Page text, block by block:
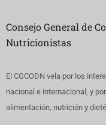
Consejo General de
Nutricionistas
El CGCODN vela por los
nacional e internacional, y
alimentación, nutrición y